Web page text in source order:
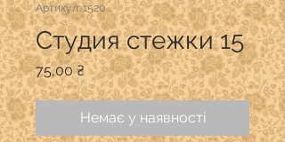
Артикул: 1520
Студия стежки 15
75,00 ₴Ціна
Немає у наявності